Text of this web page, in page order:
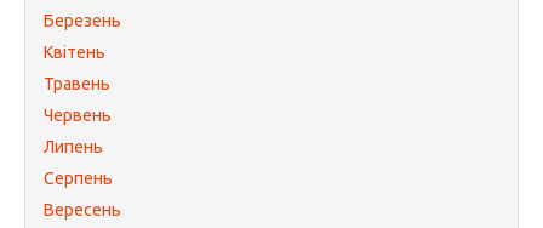
Березень
Квітень
Травень
Червень
Липень
Серпень
Вересень